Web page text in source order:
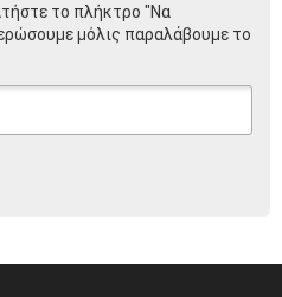
το πλήκτρο "Να
μόλις παραλάβουμε το